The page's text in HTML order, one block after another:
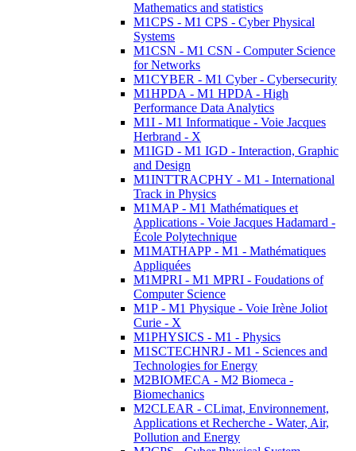
Mathematics and statistics
M1CPS - M1 CPS - Cyber Physical
Systems
M1CSN - M1 CSN - Computer Science
for Networks
M1CYBER - M1 Cyber - Cybersecurity
M1HPDA - M1 HPDA - High
Performance Data Analytics
M1I - M1 Informatique - Voie Jacques
Herbrand - X
M1IGD - M1 IGD - Interaction, Graphic
and Design
M1INTTRACPHY - M1 - International
Track in Physics
M1MAP - M1 Mathématiques et
Applications - Voie Jacques Hadamard -
École Polytechnique
M1MATHAPP - M1 - Mathématiques
Appliquées
M1MPRI - M1 MPRI - Foudations of
Computer Science
M1P - M1 Physique - Voie Irène Joliot
Curie - X
M1PHYSICS - M1 - Physics
M1SCTECHNRJ - M1 - Sciences and
Technologies for Energy
M2BIOMECA - M2 Biomeca -
Biomechanics
M2CLEAR - CLimat, Environnement,
Applications et Recherche - Water, Air,
Pollution and Energy